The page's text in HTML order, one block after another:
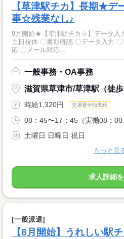
【草津駅チカ】長期★デ
事☆残業なし♪
9月開始★【草津駅チカ☆】データ入
土日祝休 〇書類確認 〇データ入力 〇書類作成 〇郵便対応 〇電話対
応 〇メール対応...
一般事務・OA事務
滋賀県草津市/草津駅（徒歩
時給1,320円 交通費全額支給
08：45〜17：45（実働08：00
土曜日 日曜日 祝日
もっと見
求人詳細
[一般派遣]
【8月開始】うれしい駅